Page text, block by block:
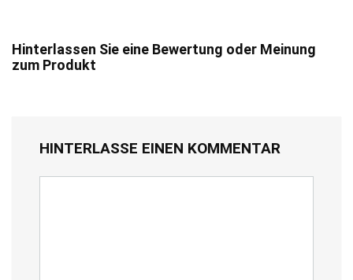
Hinterlassen Sie eine Bewertung oder Meinung
zum Produkt
HINTERLASSE EINEN KOMMENTAR